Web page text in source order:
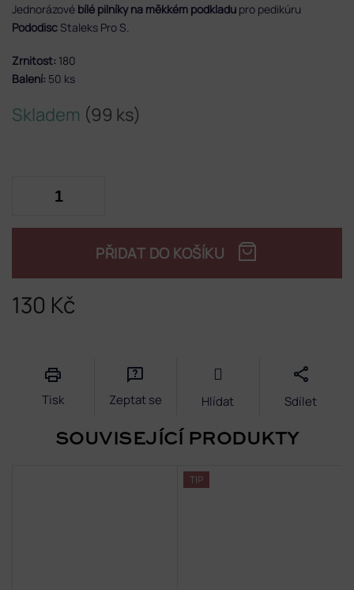
130 Kč
Skladem (99 ks)
PŘIDAT DO KOŠÍKU
Jednorázové bílé pilníky na měkkém podkladu pro pedikúru
Pododisc Staleks Pro S.
Zrnitost: 180
Balení: 50 ks
Tisk Zeptat se Hlídat Sdílet
SOUVISEJÍCÍ PRODUKTY
TIP